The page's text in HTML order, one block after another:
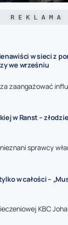
R E K L A M A
w sieci z
we wrześniu
zaangażować
w Ranst –
sprawcy
w całości –
KBC